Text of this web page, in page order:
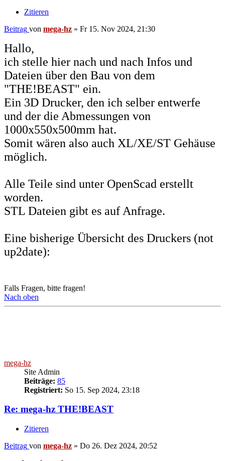
Zitieren
Beitrag von mega-hz » Fr 15. Nov 2024, 21:30
Hallo,
ich stelle hier nach und nach Infos und
Dateien über den Bau von dem
"THE!BEAST" ein.
Ein 3D Drucker, den ich selber entwerfe
und der die Abmessungen von
1000x550x500mm hat.
Somit wären also auch XL/XE/ST Gehäuse
möglich.
Alle Teile sind unter OpenScad erstellt
worden.
STL Dateien gibt es auf Anfrage.
Eine bisherige Übersicht des Druckers (not
up2date):
Falls Fragen, bitte fragen!
Nach oben
mega-hz
Site Admin
Beiträge: 85
Registriert: So 15. Sep 2024, 23:18
Re: mega-hz THE!BEAST
Zitieren
Beitrag von mega-hz » Do 26. Dez 2024, 20:52